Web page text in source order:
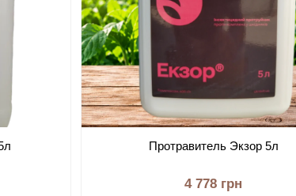
Протравитель Экзор 5л
4 778 грн